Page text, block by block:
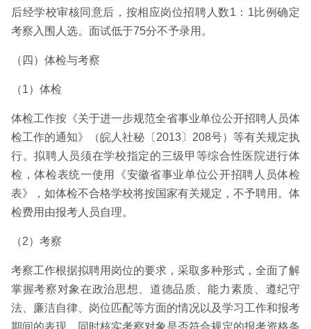
后经学校审核同意后，按相应岗位招聘人数1：1比例确定
考察入围人选。面试低于75分不予录用。
（四）体检与考察
（1）体检
体检工作按《关于进一步规范全省事业单位公开招聘人员体
检工作的通知》（皖人社秘〔2013〕208号）等有关规定执
行。拟聘人员须在学校指定的三级甲等综合性医院进行体
检，体检表统一使用《安徽省事业单位公开招聘人员体检
表》，如体检不合格学校将按国家有关规定，不予聘用。体
检费用由报考人员自理。
（2）考察
考察工作根据拟聘用岗位的要求，采取多种形式，全面了解
掌握考察对象在政治思想、道德品质、能力素质、遵纪守
法、廉洁自律、岗位匹配等方面的情况以及学习工作和报考
期间的表现，同时核实考察对象是否符合规定的报考资格条